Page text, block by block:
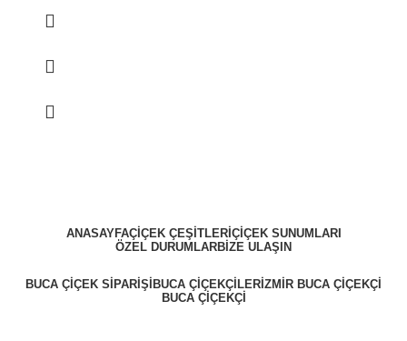
ANASAYFAÇIÇEK ÇEŞITLERI ÇIÇEK SUNUMLARI
ÖZEL DURUMLARBIZE ULAŞIN
BUCA ÇIÇEK SIPARIŞI BUCA ÇIÇEKÇILER İZMIR BUCA ÇIÇEKÇI
BUCA ÇIÇEKÇI